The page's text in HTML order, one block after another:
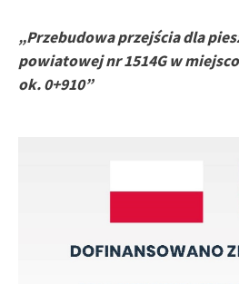
„Przebudowa przejścia dla
powiatowej nr 1514G w
ok. 0+910”